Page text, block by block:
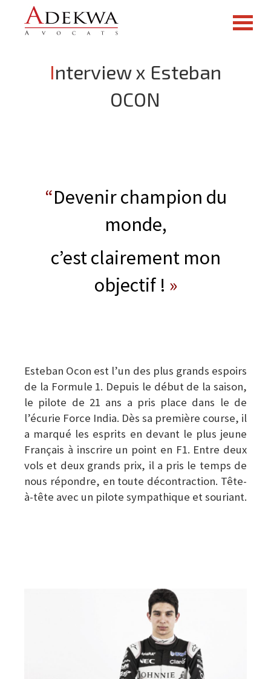
Interview x Esteban
OCON
“Devenir champion du
monde,
c’est clairement mon
objectif ! »
Esteban Ocon est l’un des plus grands espoirs
de la Formule 1. Depuis le début de la saison,
le pilote de 21 ans a pris place dans le de
l’écurie Force India. Dès sa première course, il
a marqué les esprits en devant le plus jeune
Français à inscrire un point en F1. Entre deux
vols et deux grands prix, il a pris le temps de
nous répondre, en toute décontraction. Tête-
à-tête avec un pilote sympathique et souriant.